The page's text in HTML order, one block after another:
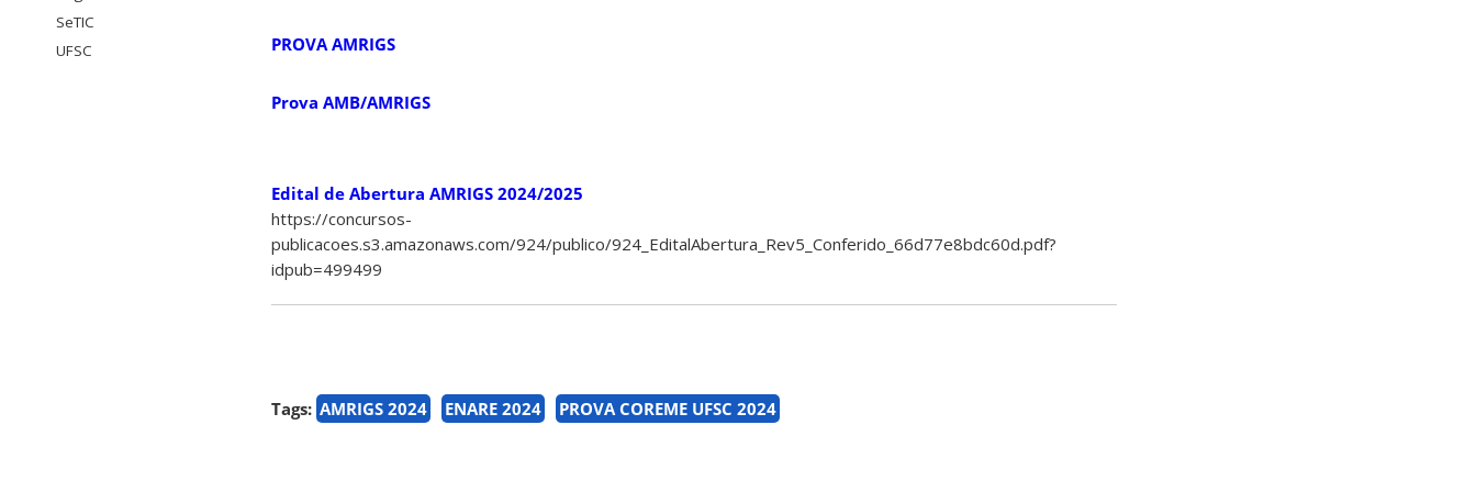
SeTIC
UFSC
PROVA AMRIGS
Prova AMB/AMRIGS
Edital de Abertura AMRIGS 2024/2025
https://concursos-
publicacoes.s3.amazonaws.com/924/publico/924_EditalAbertura_Rev5_Conferido_66d77e8bdc60d.pdf?
idpub=499499
Tags: AMRIGS 2024 ENARE 2024 PROVA COREME UFSC 2024